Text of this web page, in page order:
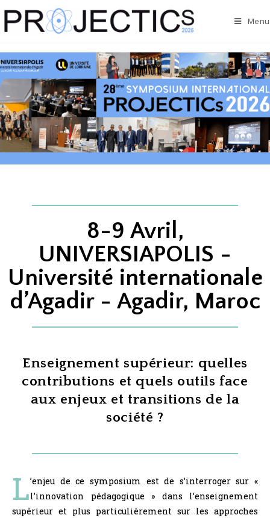
Menu
8-9 Avril,
UNIVERSIAPOLIS -
Université internationale
d’Agadir - Agadir, Maroc
Enseignement supérieur: quelles
contributions et quels outils face
aux enjeux et transitions de la
société ?
L’enjeu de ce symposium est de s’interroger sur «
l’innovation pédagogique » dans l’enseignement
supérieur et plus particulièrement sur les approches